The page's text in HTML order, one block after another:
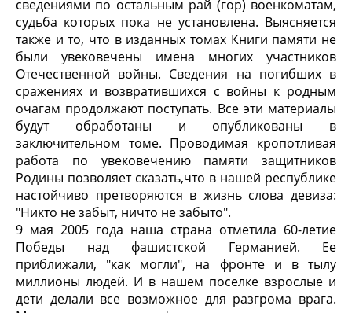
сведениями по остальным рай (гор) военкоматам,
судьба которых пока не установлена. Выясняется
также и то, что в изданных томах Книги памяти не
были увековечены имена многих участников
Отечественной войны. Сведения на погибших в
сражениях и возвратившихся с войны к родным
очагам продолжают поступать. Все эти материалы
будут обработаны и опубликованы в
заключительном томе. Проводимая кропотливая
работа по увековечению памяти защитников
Родины позволяет сказать,что в нашей республике
настойчиво претворяются в жизнь слова девиза:
"Никто не забыт, ничто не забыто".
9 мая 2005 года наша страна отметила 60-летие
Победы над фашистской Германией. Ее
приближали, "как могли", на фронте и в тылу
миллионы людей. И в нашем поселке взрослые и
дети делали все возможное для разгрома врага.